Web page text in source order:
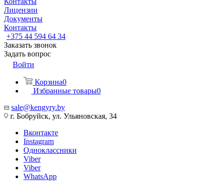
Лицензии
Документы
Контакты
+375 44 594 64 34
Заказать звонок
Задать вопрос
Войти
Корзина0
Избранные товары0
sale@kengyry.by
г. Бобруйск, ул. Ульяновская, 34
Вконтакте
Instagram
Одноклассники
Viber
Viber
WhatsApp